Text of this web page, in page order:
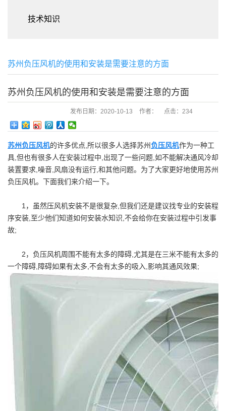
技术知识
苏州负压风机的使用和安装是需要注意的方面
苏州负压风机的使用和安装是需要注意的方面
发布日期： 2020-10-13 作者： 点击： 234
苏州负压风机的许多优点,所以很多人选择苏州负压风机作为一种工
具,但也有很多人在安装过程中,出现了一些问题,如不能解决通风冷却
装置要求,噪音,风扇没有运行,和其他问题。为了大家更好地使用苏州
负压风机。下面我们来介绍一下。
1，虽然压风机安装不是很复杂,但我们还是建议找专业的安装程
序安装,至少他们知道如何安装水知识,不会给你在安装过程中引发事
故;
2，负压风机周围不能有太多的障碍,尤其是在三米不能有太多的
一个障碍,障碍如果有太多,不会有太多的吸入,影响其通风效果;